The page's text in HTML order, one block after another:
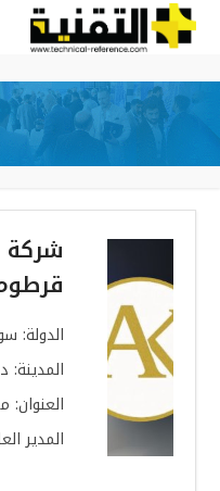
شركة
الدولة:
المدير